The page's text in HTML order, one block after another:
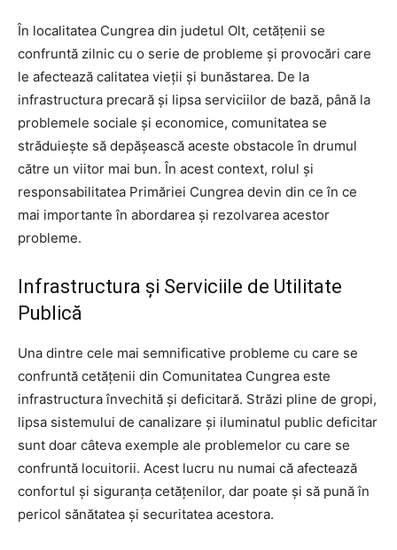
În localitatea Cungrea din judetul Olt, cetățenii se
confruntă zilnic cu o serie de probleme și provocări care
le afectează calitatea vieții și bunăstarea. De la
infrastructura precară și lipsa serviciilor de bază, până la
problemele sociale și economice, comunitatea se
străduiește să depășească aceste obstacole în drumul
către un viitor mai bun. În acest context, rolul și
responsabilitatea Primăriei Cungrea devin din ce în ce
mai importante în abordarea și rezolvarea acestor
probleme.
Infrastructura și Serviciile de Utilitate
Publică
Una dintre cele mai semnificative probleme cu care se
confruntă cetățenii din Comunitatea Cungrea este
infrastructura învechită și deficitară. Străzi pline de gropi,
lipsa sistemului de canalizare și iluminatul public deficitar
sunt doar câteva exemple ale problemelor cu care se
confruntă locuitorii. Acest lucru nu numai că afectează
confortul și siguranța cetățenilor, dar poate și să pună în
pericol sănătatea și securitatea acestora.